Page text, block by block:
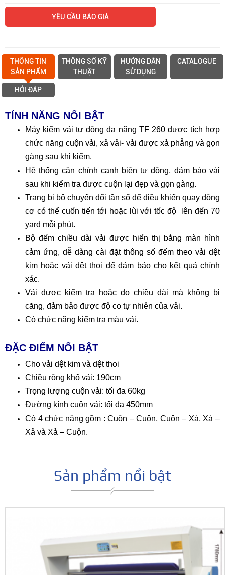
YÊU CẦU BÁO GIÁ
THÔNG TIN
SẢN PHẨM
THÔNG SỐ KỸ
THUẬT
HƯỚNG DẪN
SỬ DỤNG
CATALOGUE
HỎI ĐÁP
TÍNH NĂNG NỔI BẬT
Máy kiểm vải tự động đa năng TF 260 được tích hợp
chức năng cuộn vải, xả vải- vải được xả phẳng và gọn
gàng sau khi kiểm.
Hệ thống căn chỉnh cạnh biên tự động, đảm bảo vải
sau khi kiểm tra được cuộn lại đẹp và gọn gàng.
Trang bị bộ chuyển đổi tần số để điều khiển quay động
cơ có thể cuốn tiến tới hoặc lùi với tốc độ lên đến 70
yard mỗi phút.
Bộ đếm chiều dài vải được hiển thị bằng màn hình
cảm ứng, dễ dàng cài đặt thông số đếm theo vải dệt
kim hoặc vải dệt thoi để đảm bảo cho kết quả chính
xác.
Vải được kiểm tra hoặc đo chiều dài mà không bị
căng, đảm bảo được độ co tự nhiên của vải.
Có chức năng kiểm tra màu vải.
ĐẶC ĐIỂM NỔI BẬT
Cho vải dệt kim và dệt thoi
Chiều rộng khổ vải: 190cm
Trọng lượng cuộn vải: tối đa 60kg
Đường kính cuộn vải: tối đa 450mm
Có 4 chức năng gồm : Cuộn – Cuộn, Cuộn – Xả, Xả –
Xả và Xả – Cuộn.
Sản phẩm nổi bật